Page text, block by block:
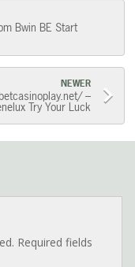
Bwin BE Start
NEWER
–
Try Your Luck
Required fields